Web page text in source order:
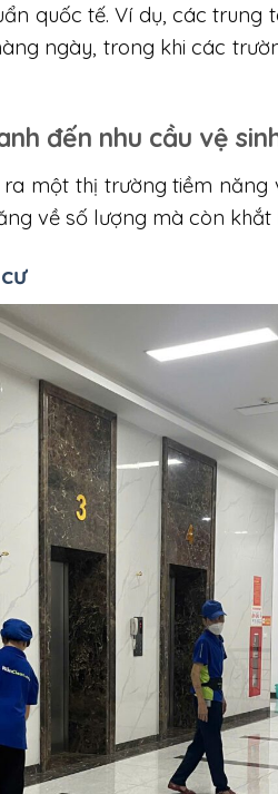
quốc tế. Ví dụ, các trung
ngày, trong khi các
đến nhu cầu vệ
một thị trường tiềm
về số lượng mà còn